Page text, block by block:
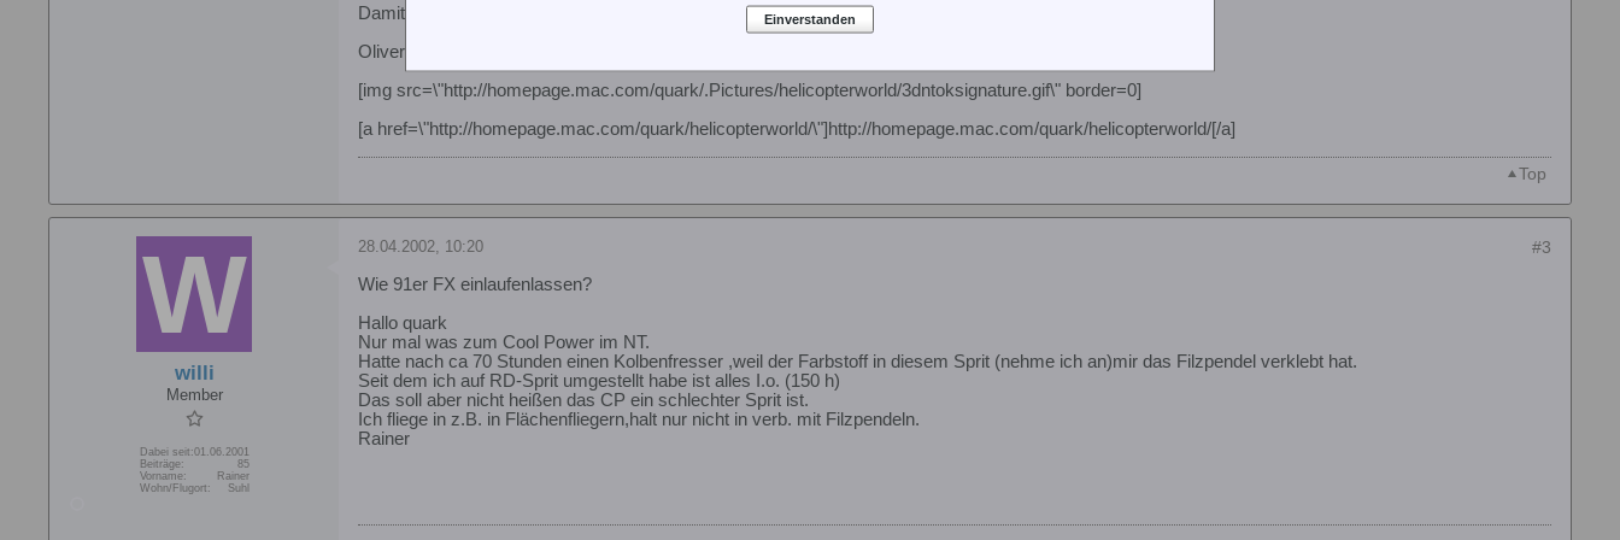
Damit also, viel Spass!
Oliver
[img src=\"http://homepage.mac.com/quark/.Pictures/helicopterworld/3dntoksignature.gif\" border=0]
[a href=\"http://homepage.mac.com/quark/helicopterworld/\"]http://homepage.mac.com/quark/helicopterworld/[/a]
Top
willi
Member
Dabei seit:01.06.2001
Beiträge:
85
Vorname:
Rainer
Wohn/Flugort:
Suhl
#3
28.04.2002, 10:20
Wie 91er FX einlaufenlassen?
Hallo quark
Nur mal was zum Cool Power im NT.
Hatte nach ca 70 Stunden einen Kolbenfresser ,weil der Farbstoff in diesem Sprit (nehme ich an)mir das Filzpendel verklebt hat.
Seit dem ich auf RD-Sprit umgestellt habe ist alles I.o. (150 h)
Das soll aber nicht heißen das CP ein schlechter Sprit ist.
Ich fliege in z.B. in Flächenfliegern,halt nur nicht in verb. mit Filzpendeln.
Rainer
Einverstanden